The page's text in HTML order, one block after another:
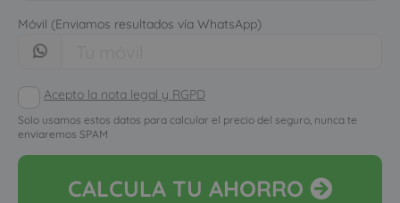
Móvil (Enviamos resultados vía WhatsApp)
Acepto la nota legal y RGPD
Solo usamos estos datos para calcular el precio del seguro, nunca te
enviaremos SPAM
CALCULA TU AHORRO